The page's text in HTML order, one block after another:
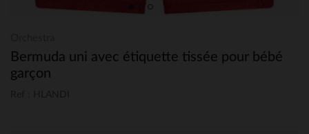
Bermuda uni avec étiquette tissée pour bébé
garçon